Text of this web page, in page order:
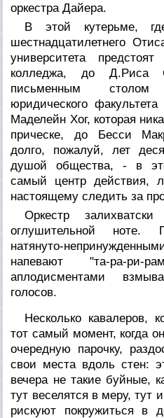
оркестра Дайера.
В этой кутерьме,
шестнадцатилетнего
университета
колледжа, до Д.Риса
письменным
юридического
Маделейн Хог, которая
прическе, до Бесси
долго, пожалуй, лет
душой общества, - в
самый центр действия,
настоящему следить за
Оркестр
оглушительной ноте.
натянуто-
напевают "та-ра-
аплодисментами
голосов.
Несколько кавалеров,
тот самый момент, когда
очередную парочку,
свои места вдоль стен:
вечера не такие буйные,
тут веселятся в меру,
рискуют покружиться в